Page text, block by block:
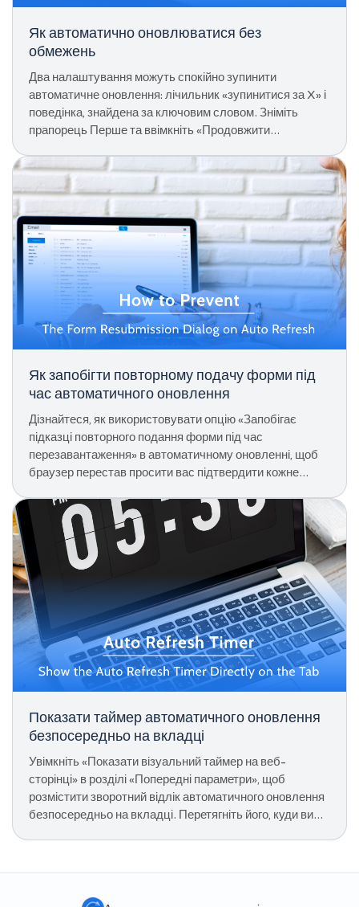
Як автоматично оновлюватися без
обмежень
Два налаштування можуть спокійно зупинити
автоматичне оновлення: лічильник «зупинитися за X» і
поведінка, знайдена за ключовим словом. Зніміть
прапорець Перше та ввімкніть «Продовжити
знайдено» для необмеженого циклу.
Як запобігти повторному подачу форми під
час автоматичного оновлення
Дізнайтеся, як використовувати опцію «Запобігає
підказці повторного подання форми під час
перезавантаження» в автоматичному оновленні, щоб
браузер перестав просити вас підтвердити кожне
Показати таймер автоматичного оновлення
безпосередньо на вкладці
Увімкніть «Показати візуальний таймер на веб-
сторінці» в розділі «Попередні параметри», щоб
розмістити зворотний відлік автоматичного оновлення
безпосередньо на вкладці. Перетягніть його, куди ви